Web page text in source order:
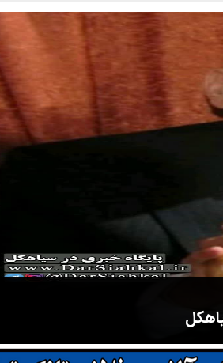
سال ۱۳۲۷ شروع به تدریس در مدارس سیاهکل کرد و در ۳۱ سال خدمت خود، علاوه بر تدریس در کلاس اول، معلم نهضت